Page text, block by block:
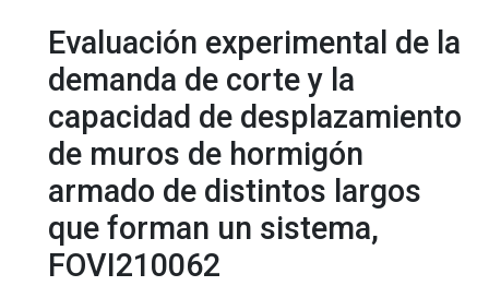
Evaluación experimental de la
demanda de corte y la
capacidad de desplazamiento
de muros de hormigón
armado de distintos largos
que forman un sistema,
FOVI210062